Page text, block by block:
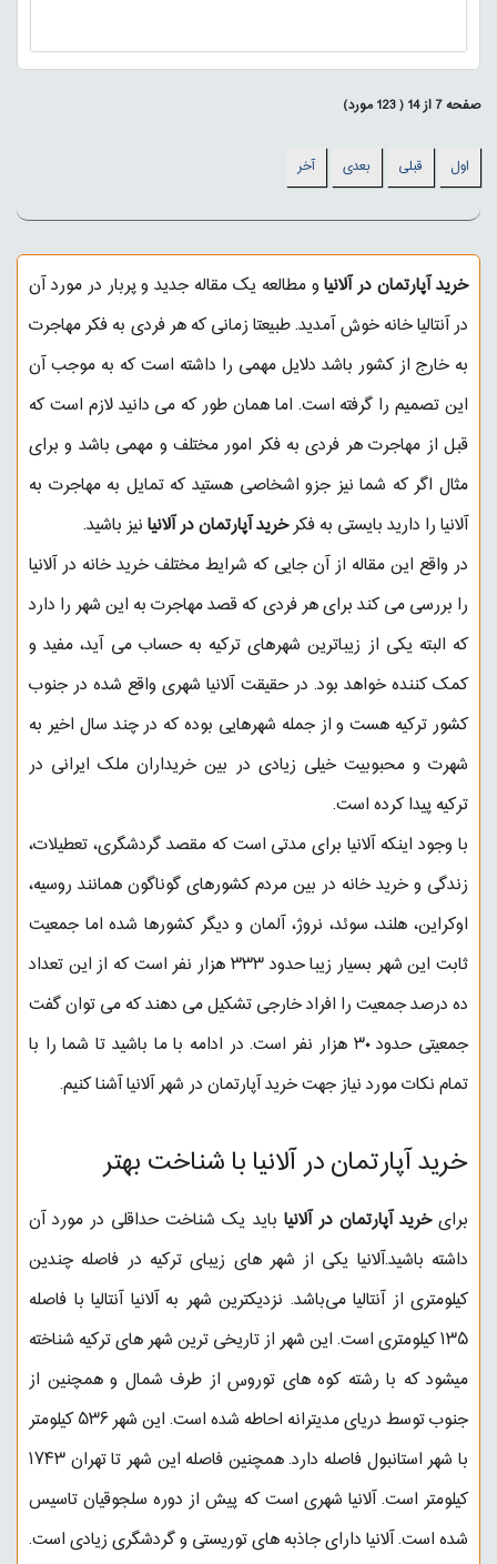
صفحه7از14
(
123مورد)
اول قبلی بعدی آخر
خرید آپارتمان در آلانیاو مطالعه یک مقاله جدید و پربار در مورد آن
درآنتالیا خانهخوش آمدید. طبیعتا زمانی که هر فردی به فکر مهاجرت
به خارج از کشور باشد دلایل مهمی را داشته است که به موجب آن
این تصمیم را گرفته است. اما همان طور که می دانید لازم است که
قبل از مهاجرت هر فردی به فکر امور مختلف و مهمی باشد و برای
مثال اگر که شما نیز جزو اشخاصی هستید که تمایل به مهاجرت به
آلانیا را دارید بایستی به فکرخرید آپارتمان در آلانیانیز باشید.
در واقع این مقاله از آن جایی که شرایط مختلف خرید خانه در آلانیا
را بررسی می کند برای هر فردی که قصد مهاجرت به این شهر را دارد
که البته یکی از زیباترین شهرهای ترکیه به حساب می آید، مفید و
کمک کننده خواهد بود. در حقیقت آلانیا شهری واقع شده در جنوب
کشور ترکیه هست و از جمله شهرهایی بوده که در چند سال اخیر به
شهرت و محبوبیت خیلی زیادی در بین خریداران ملک ایرانی در
ترکیه پیدا کرده است.
با وجود اینکهآلانیابرای مدتی است که مقصد گردشگری، تعطیلات،
زندگی و خرید خانه در بین مردم کشورهای گوناگون همانند روسیه،
اوکراین، هلند، سوئد، نروژ، آلمان و دیگر کشورها شده اما جمعیت
ثابت این شهر بسیار زیبا حدود ۳۳۳ هزار نفر است که از این تعداد
ده درصد جمعیت را افراد خارجی تشکیل می دهند که می توان گفت
جمعیتی حدود ۳۰ هزار نفر است. در ادامه با ما باشید تا شما را با
تمام نکات مورد نیاز جهت خرید آپارتمان در شهر آلانیا آشنا کنیم.
خرید آپارتمان در آلانیا با شناخت بهتر
برایخرید آپارتمان در آلانیا باید یک شناخت حداقلی در مورد آن
داشته باشید.آلانیا یکی از شهر های زیبای ترکیه در فاصله چندین
کیلومتری ازآنتالیا می‌باشد. نزدیکترین شهر به آلانیا آنتالیا با فاصله
۱۳۵ کیلومتری است. این شهر از تاریخی ترین شهر های ترکیه شناخته
میشود که با رشته کوه های توروس از طرف شمال و همچنین از
جنوب توسط دریای مدیترانه احاطه شده است. این شهر ۵۳۶ کیلومتر
با شهر استانبول فاصله دارد. همچنین فاصله این شهر تا تهران ۱۷۴۳
کیلومتر است. آلانیا شهری است که پیش از دوره سلجوقیان تاسیس
شده است. آلانیا دارای جاذبه های توریستی و گردشگری زیادی است.